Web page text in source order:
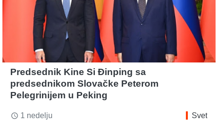
Predsednik Kine Si Đinping sa
predsednikom Slovačke Peterom
Pelegrinijem u Peking
access_time 1 nedelju Svet